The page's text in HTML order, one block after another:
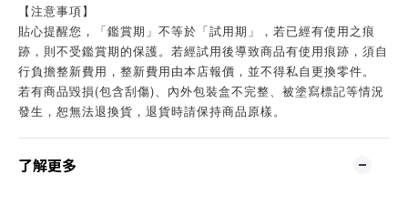
【注意事項】
貼心提醒您，「鑑賞期」不等於「試用期」，若已經有使用之痕
跡，則不受鑑賞期的保護。若經試用後導致商品有使用痕跡，須自
行負擔整新費用，整新費用由本店報價，並不得私自更換零件。
若有商品毀損(包含刮傷)、內外包裝盒不完整、被塗寫標記等情況
發生，恕無法退換貨，退貨時請保持商品原樣。
了解更多